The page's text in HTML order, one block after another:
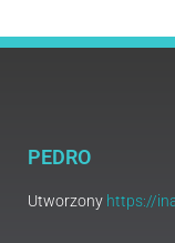
PEDRO
Utworzony https://